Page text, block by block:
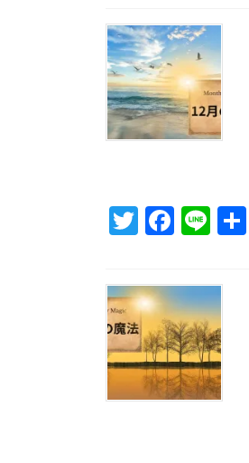
tt
er
c
e
b
o
o
e
T
tt
er
F
c
e
b
o
o
Li
e